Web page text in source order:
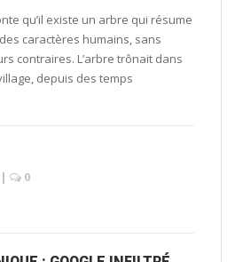
qu’il existe un arbre qui résume
caractères humains, sans
contraires. L’arbre trônait dans
depuis des temps
|
0